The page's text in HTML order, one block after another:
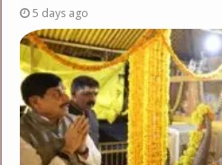
5 days ago